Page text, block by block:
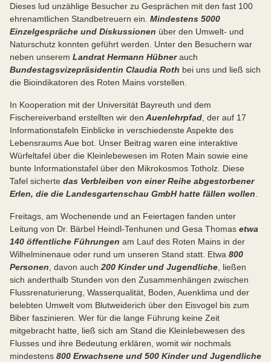
Dieses lud unzählige Besucher zu Gesprächen mit den fast 100
ehrenamtlichen Standbetreuern ein. Mindestens 5000
Einzelgespräche und Diskussionen über den Umwelt- und
Naturschutz konnten geführt werden. Unter den Besuchern war
neben unserem Landrat Hermann Hübnerauch
Bundestagsvizepräsidentin Claudia Roth bei uns und ließ sich
die Bioindikatoren des Roten Mains vorstellen.
In Kooperation mit der Universität Bayreuth und dem
Fischereiverband erstellten wir den Auenlehrpfad , der auf 17
Informationstafeln Einblicke in verschiedenste Aspekte des
Lebensraums Aue bot. Unser Beitrag waren eine interaktive
Würfeltafel über die Kleinlebewesen im Roten Main sowie eine
bunte Informationstafel über den Mikrokosmos Totholz. Diese
Tafel sicherte das Verbleiben von einer Reihe abgestorbener
Erlen, die die Landesgartenschau GmbH hatte fällen wollen
Freitags, am Wochenende und an Feiertagen fanden unter
Leitung von Dr. Bärbel Heindl-Tenhunen und Gesa Thomas etwa
140 öffentliche Führungen am Lauf des Roten Mains in der
Wilhelminenaue oder rund um unseren Stand statt. Etwa 800
Personen , davon auch 200 Kinder und Jugendliche , ließen
sich anderthalb Stunden von den Zusammenhängen zwischen
Flussrenaturierung, Wasserqualität, Boden, Auenklima und der
belebten Umwelt vom Blutweiderich über den Eisvogel bis zum
Biber faszinieren. Wer für die lange Führung keine Zeit
mitgebracht hatte, ließ sich am Stand die Kleinlebewesen des
Flusses und ihre Bedeutung erklären, womit wir nochmals
mindestens 800 Erwachsene und 500 Kinder und Jugendliche